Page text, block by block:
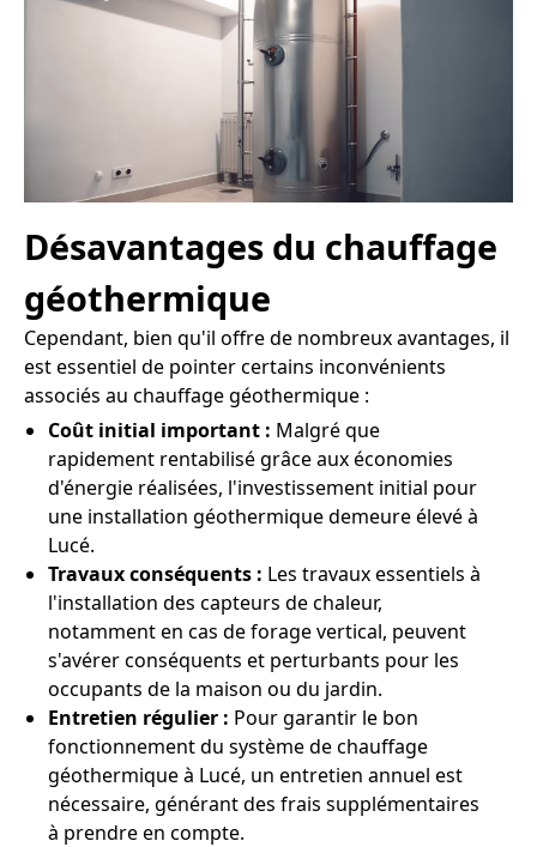
Désavantages du chauffage
géothermique
Cependant, bien qu'il offre de nombreux avantages, il
est essentiel de pointer certains inconvénients
associés au chauffage géothermique :
Coût initial important : Malgré que
rapidement rentabilisé grâce aux économies
d'énergie réalisées, l'investissement initial pour
une installation géothermique demeure élevé à
Lucé.
Travaux conséquents : Les travaux essentiels à
l'installation des capteurs de chaleur,
notamment en cas de forage vertical, peuvent
s'avérer conséquents et perturbants pour les
occupants de la maison ou du jardin.
Entretien régulier : Pour garantir le bon
fonctionnement du système de chauffage
géothermique à Lucé, un entretien annuel est
nécessaire, générant des frais supplémentaires
à prendre en compte.